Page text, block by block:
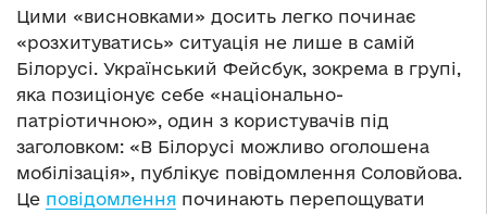
Цими «висновками» досить легко починає
«розхитуватись» ситуація не лише в самій
Білорусі. Український Фейсбук, зокрема в групі,
яка позиціонує себе «національно-
патріотичною», один з користувачів під
заголовком: «В Білорусі можливо оголошена
мобілізація», публікує повідомлення Соловйова.
Це повідомлення починають перепощувати